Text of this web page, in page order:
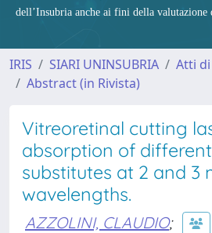
dell’Insubria anche ai fini della valutazione
IRIS SIARI UNINSUBRIA
Atti
Abstract (in Rivista)
Vitreoretinal cutting
absorption of
substitutes at 2 and 3
wavelengths.
AZZOLINI, CLAUDIO;